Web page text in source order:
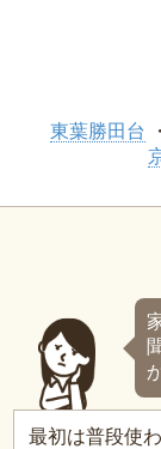
東葉勝田台
最初は普段使